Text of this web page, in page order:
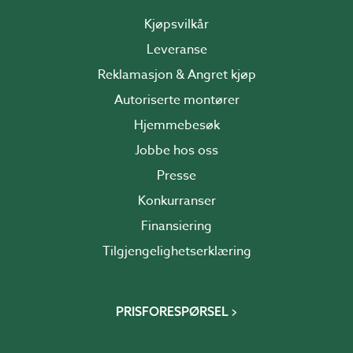
Kjøpsvilkår
Leveranse
Reklamasjon & Angret kjøp
Autoriserte montører
Hjemmebesøk
Jobbe hos oss
Presse
Konkurranser
Finansiering
Tilgjengelighetserklæring
PRISFORESPØRSEL